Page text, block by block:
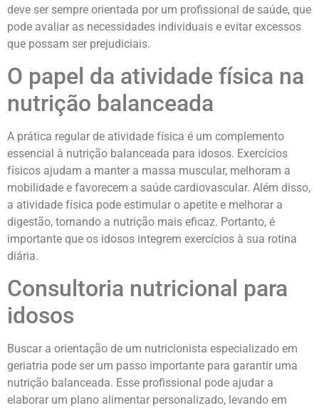
deve ser sempre orientada por um profissional de saúde, que
pode avaliar as necessidades individuais e evitar excessos
que possam ser prejudiciais.
O papel da atividade física na
nutrição balanceada
A prática regular de atividade física é um complemento
essencial à nutrição balanceada para idosos. Exercícios
físicos ajudam a manter a massa muscular, melhoram a
mobilidade e favorecem a saúde cardiovascular. Além disso,
a atividade física pode estimular o apetite e melhorar a
digestão, tornando a nutrição mais eficaz. Portanto, é
importante que os idosos integrem exercícios à sua rotina
diária.
Consultoria nutricional para
idosos
Buscar a orientação de um nutricionista especializado em
geriatria pode ser um passo importante para garantir uma
nutrição balanceada. Esse profissional pode ajudar a
elaborar um plano alimentar personalizado, levando em